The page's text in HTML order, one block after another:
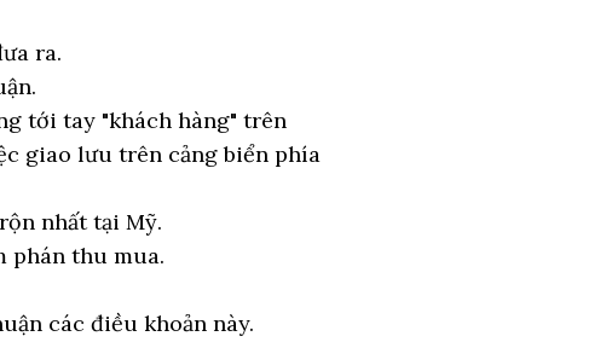
ra.
tới tay "khách hàng" trên
giao lưu trên cảng biển phía
nhất tại Mỹ.
phán thu mua.
các điều khoản này.